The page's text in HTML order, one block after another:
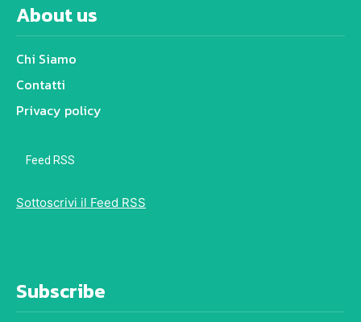
About us
Chi Siamo
Contatti
Privacy policy
Feed RSS
Sottoscrivi il Feed RSS
Subscribe